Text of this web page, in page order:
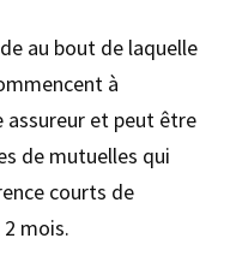
au bout de laquelle
à
assureur et peut être
de mutuelles qui
courts de
mois.